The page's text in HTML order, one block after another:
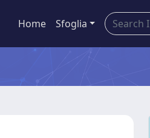
Home Sfoglia